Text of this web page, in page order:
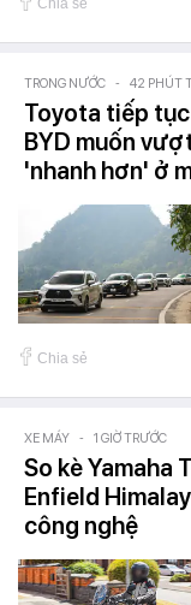
Chia sẻ
TRONG NƯỚC - 42 PHÚT
Toyota tiếp
BYD muốn
'nhanh hơn' ở
Chia sẻ
XE MÁY - 1 GIỜ TRƯỚC
So kè Yamaha
Enfield
công nghệ